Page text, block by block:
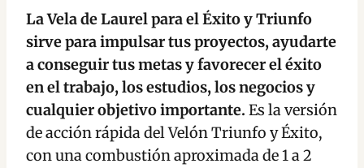
La Vela de Laurel para el Éxito y Triunfo
sirve para impulsar tus proyectos, ayudarte
a conseguir tus metas y favorecer el éxito
en el trabajo, los estudios, los negocios y
cualquier objetivo importante. Es la versión
de acción rápida del Velón Triunfo y Éxito,
con una combustión aproximada de 1 a 2
para
el
Triunfo
cantidad